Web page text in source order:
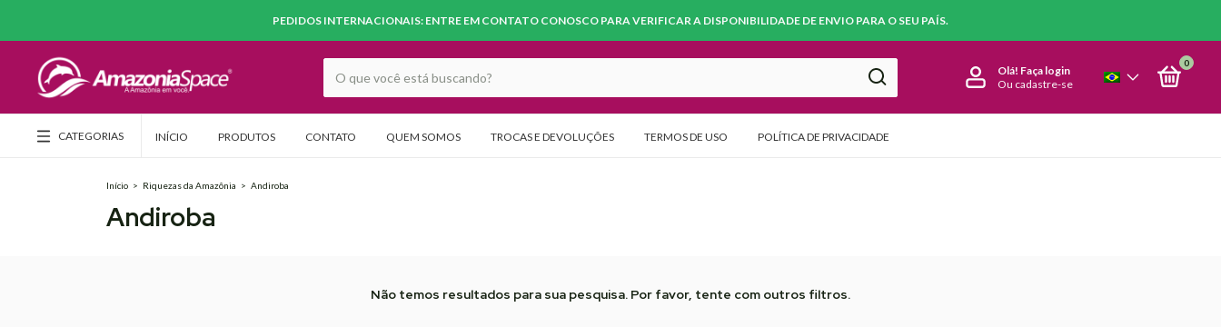
PEDIDOS INTERNACIONAIS: ENTRE EM CONTATO CONOSCO PARA VERIFICAR A DISPONIBILIDADE DE ENVIO PARA O SEU PAÍS.
Olá! Faça login
Ou cadastre-se
0
CATEGORIAS INÍCIO PRODUTOS CONTATO QUEM SOMOS TROCAS E DEVOLUÇÕES TERMOS DE USO POLÍTICA DE PRIVACIDADE
Início > Riquezas da Amazônia > Andiroba
Andiroba
Não temos resultados para sua pesquisa. Por favor, tente com outros filtros.